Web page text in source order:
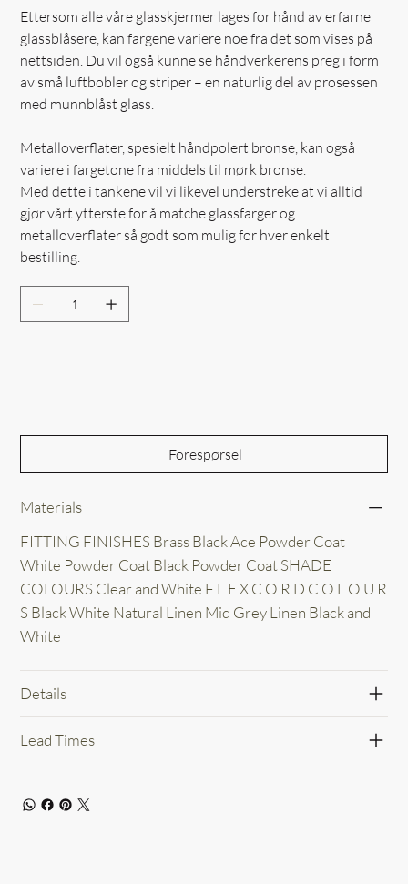
Ettersom alle våre glasskjermer lages for hånd av erfarne
glassblåsere, kan fargene variere noe fra det som vises på
nettsiden. Du vil også kunne se håndverkerens preg i form
av små luftbobler og striper – en naturlig del av prosessen
med munnblåst glass.
Metalloverflater, spesielt håndpolert bronse, kan også
variere i fargetone fra middels til mørk bronse.
Med dette i tankene vil vi likevel understreke at vi alltid
gjør vårt ytterste for å matche glassfarger og
metalloverflater så godt som mulig for hver enkelt
bestilling.
Forespørsel
Materials
FITTING FINISHES Brass Black Ace Powder Coat
White Powder Coat Black Powder Coat SHADE
COLOURS Clear and White F L E X C O R D C O L O U R
S Black White Natural Linen Mid Grey Linen Black and
White
Details
Lead Times